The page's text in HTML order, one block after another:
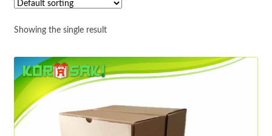
Showing the single result